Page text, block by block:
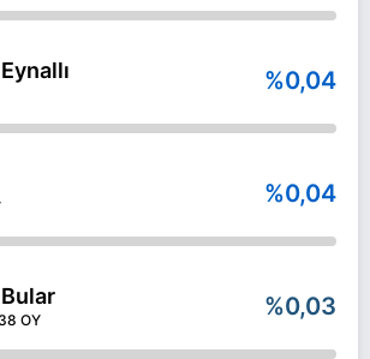
%0,04
%0,04
38 OY %0,03